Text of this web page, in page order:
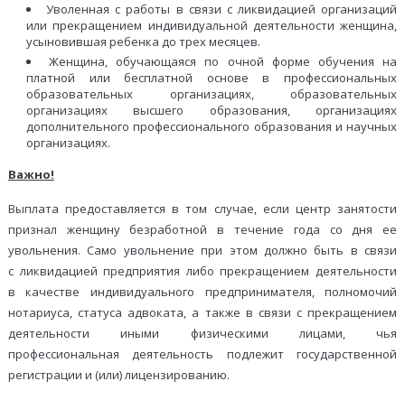
Уволенная с работы в связи с ликвидацией организаций
или прекращением индивидуальной деятельности женщина,
усыновившая ребенка до трех месяцев.
Женщина, обучающаяся по очной форме обучения на
платной или бесплатной основе в профессиональных
образовательных организациях, образовательных
организациях высшего образования, организациях
дополнительного профессионального образования и научных
организациях.
Важно!
Выплата предоставляется в том случае, если центр занятости
признал женщину безработной в течение года со дня ее
увольнения. Само увольнение при этом должно быть в связи
с ликвидацией предприятия либо прекращением деятельности
в качестве индивидуального предпринимателя, полномочий
нотариуса, статуса адвоката, а также в связи с прекращением
деятельности иными физическими лицами, чья
профессиональная деятельность подлежит государственной
регистрации и (или) лицензированию.